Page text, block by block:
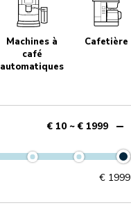
Machines à
café
automatiques
Cafetière
€ 10 ~ € 1999
€ 1999